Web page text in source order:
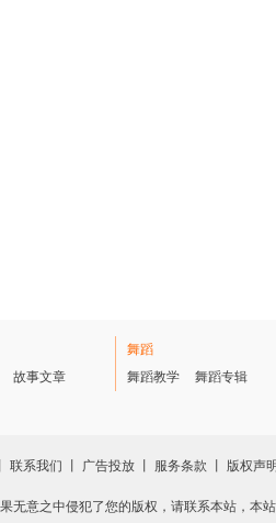
故事文章
舞蹈
舞蹈教学
舞蹈专辑
联系我们 广告投放 服务条款 版权声明
无意之中侵犯了您的版权，请联系本站，本